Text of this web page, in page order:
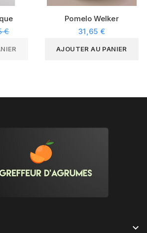
€
Pomelo Welker
31,65 €
AJOUTER AU PANIER
